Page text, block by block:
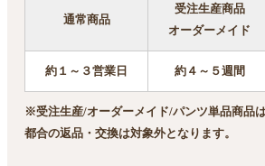
通常商品
受注生産商品
オーダーメイド
約１～３営業日 約４～５週間
※受注生産/オーダーメイド/パンツ単品商品
都合の返品・交換は対象外となります。